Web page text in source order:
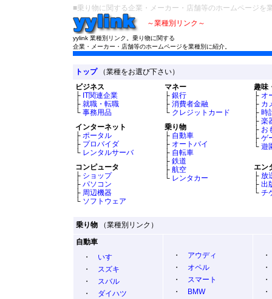
■乗り物に関する企業・メーカー・店舗等のホームページ
～業種別リンク～
yylink 業種別リンク。乗り物に関する
企業・メーカー・店舗等のホームページを業種別に紹介。
トップ（業種をお選び下さい）
ビジネス
├ IT関連企業
├ 就職・転職
└ 事務用品
マネー
├ 銀行
├ 消費者金融
└ クレジットカード
趣味
├ オ
├ カ
├ 時
├ 楽
├ お
├ ゲ
└ 遊
インターネット
├ ポータル
├ プロバイダ
└ レンタルサーバ
乗り物
├ 自動車
├ オートバイ
├ 自転車
├ 鉄道
├ 航空
└ レンタカー
コンピュータ
├ ショップ
├ パソコン
├ 周辺機器
└ ソフトウェア
エン
├ 放
├ 出
└ チ
乗り物 （業種別リンク）
自動車
・ いすゞ
・ スズキ
・ スバル
・ ダイハツ
・ アウディ
・ オペル
・ スマート
・
BMW